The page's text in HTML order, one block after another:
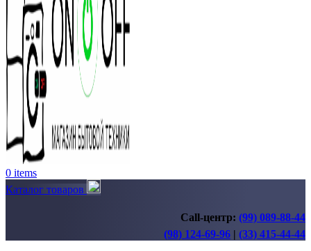
0 items
Каталог товаров
Call-центр: (99) 089-88-44
(98) 124-69-96 | (33) 415-44-44